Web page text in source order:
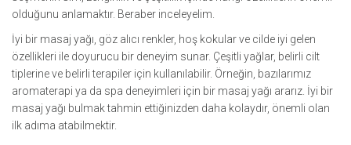
olduğunu anlamaktır. Beraber inceleyelim.
İyi bir masaj yağı, göz alıcı renkler, hoş kokular ve cilde iyi gelen
özellikleri ile doyurucu bir deneyim sunar. Çeşitli yağlar, belirli cilt
tiplerine ve belirli terapiler için kullanılabilir. Örneğin, bazılarımız
aromaterapi ya da spa deneyimleri için bir masaj yağı ararız. İyi bir
masaj yağı bulmak tahmin ettiğinizden daha kolaydır, önemli olan
ilk adıma atabilmektir.